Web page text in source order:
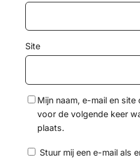
Site
Mijn naam, e-mail en
voor de volgende keer
plaats.
Stuur mij een e-mail als